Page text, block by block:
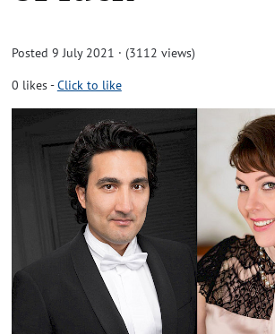
Posted 9 July 2021 · (3112 views)
0 likes-Click to like